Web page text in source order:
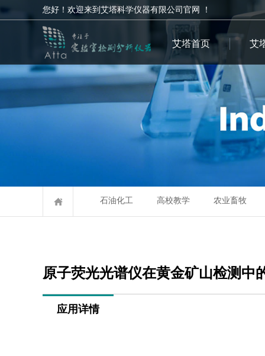
您好！欢迎来到艾塔科学仪器有限公司官网 ！
艾塔首页 艾
石油化工 高校教学 农业畜牧
原子荧光光谱仪在黄金矿山检测中
应用详情